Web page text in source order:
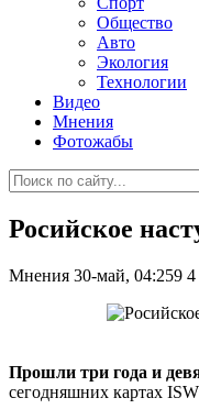
Общество
Авто
Экология
Технологии
Видео
Мнения
Фотожабы
Росийское
Мнения 30-май, 04:259 4
Прошли три года и
сегодняшних картах